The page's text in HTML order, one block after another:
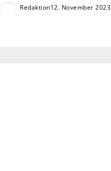
Redaktion12. November 2023